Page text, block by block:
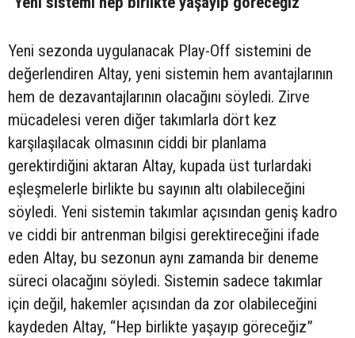
Yeni sezonda uygulanacak Play-Off sistemini de
değerlendiren Altay, yeni sistemin hem avantajlarının
hem de dezavantajlarının olacağını söyledi. Zirve
mücadelesi veren diğer takımlarla dört kez
karşılaşılacak olmasının ciddi bir planlama
gerektirdiğini aktaran Altay, kupada üst turlardaki
eşleşmelerle birlikte bu sayının altı olabileceğini
söyledi. Yeni sistemin takımlar açısından geniş kadro
ve ciddi bir antrenman bilgisi gerektireceğini ifade
eden Altay, bu sezonun aynı zamanda bir deneme
süreci olacağını söyledi. Sistemin sadece takımlar
için değil, hakemler açısından da zor olabileceğini
kaydeden Altay, “Hep birlikte yaşayıp göreceğiz”